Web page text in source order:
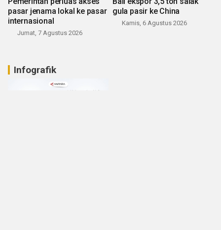
pasar jenama lokal ke pasar
internasional
Jumat, 7 Agustus 2026
gula pasir ke China
Kamis, 6 Agustus 2026
Infografik